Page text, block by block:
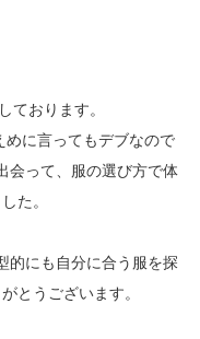
ております。
めに言ってもデブなので
会って、服の選び方で体
た。
的にも自分に合う服を探
とうございます。